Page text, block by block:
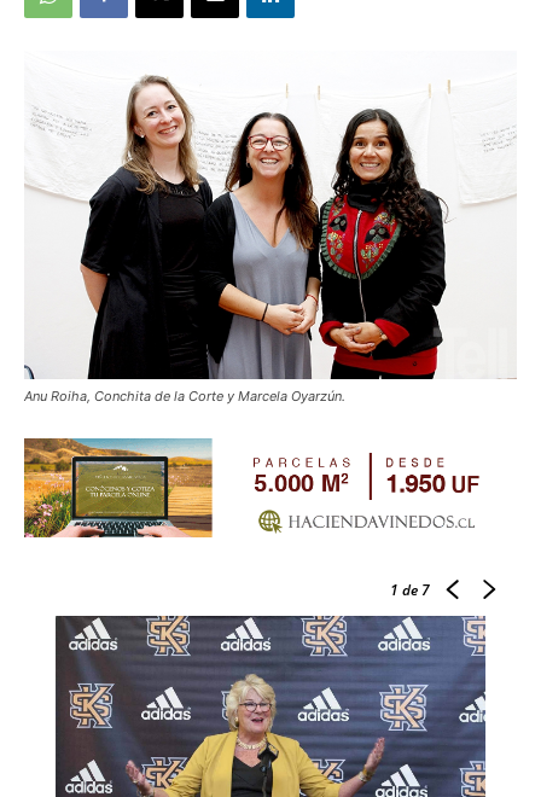
Anu Roiha, Conchita de la Corte y Marcela Oyarzún.
1 de 7